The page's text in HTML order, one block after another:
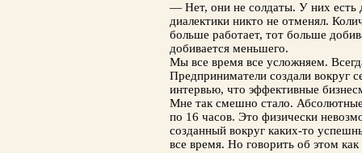
— Нет, они не солдаты. У них есть
диалектики никто не отменял.
больше работает, тот больше
добивается меньшего.
Мы все время все усложняем.
Предприниматели создали вокруг
интервью, что эффективные
Мне так смешно стало.
по 16 часов. Это физически
созданный вокруг каких-то
все время. Но говорить об этом